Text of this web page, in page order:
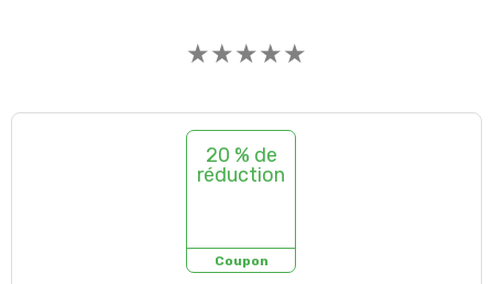
★★★★★
20 % de
réduction
Coupon